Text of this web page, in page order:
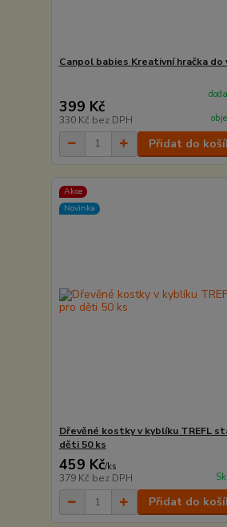
Canpol babies Kreativní hračka do
399 Kč
330 Kč bez DPH
Přidat do
Akce
Novinka
Dřevěné kostky v kyblíku TREFL
děti 50 ks
459 Kč/ks
379 Kč bez DPH
Přidat do